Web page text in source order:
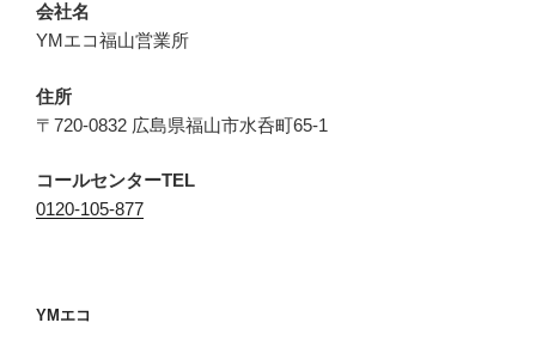
会社名
YMエコ福山営業所
住所
〒720-0832 広島県福山市水呑町65-1
コールセンターTEL
0120-105-877
YMエコ